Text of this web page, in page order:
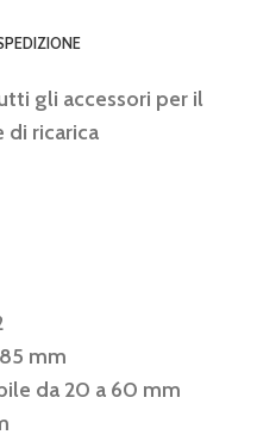
gli accessori per il
ricarica
mm
da 20 a 60 mm